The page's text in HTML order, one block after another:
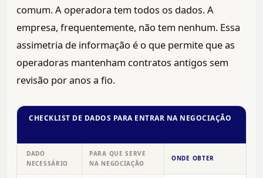
comum. A operadora tem todos os dados. A
empresa, frequentemente, não tem nenhum. Essa
assimetria de informação é o que permite que as
operadoras mantenham contratos antigos sem
revisão por anos a fio.
CHECKLIST DE DADOS PARA ENTRAR NA NEGOCIAÇÃO
DADO
NECESSÁRIO
PARA QUE SERVE
NA NEGOCIAÇÃO
ONDE OBTER